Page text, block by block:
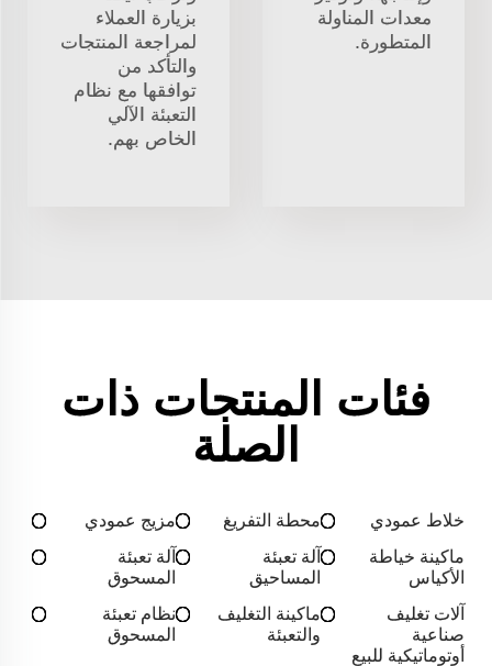
معدات المناولة
المتطورة.
بزيارة العملاء
لمراجعة المنتجات
والتأكد من
توافقها مع نظام
التعبئة الآلي
الخاص بهم.
فئات المنتجات ذات
الصلة
خلاط عمودي محطة التفريغ
مزيج عمودي
ماكينة خياطة
الأكياس
آلة تعبئة
المساحيق
آلة تعبئة
المسحوق
آلات تغليف
صناعية
أوتوماتيكية للبيع
ماكينة التغليف
والتعبئة
نظام تعبئة
المسحوق